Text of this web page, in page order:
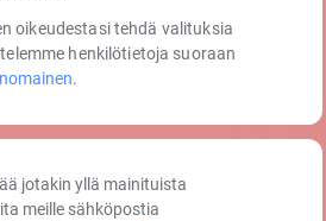
oikeudestasi tehdä valituksia
henkilötietoja suoraan
.
jotakin yllä mainituista
meille sähköpostia